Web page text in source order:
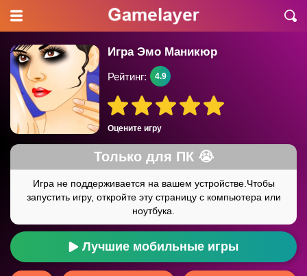
Игра Эмо Маникюр
Оцените игру
Рейтинг: 4.9
Лучшие мобильные игры